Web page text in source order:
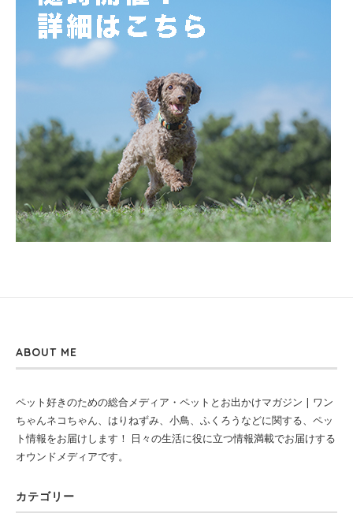
ABOUT ME
ペット好きのための総合メディア・ペットとお出かけマガジン | ワン
ちゃんネコちゃん、はりねずみ、小鳥、ふくろうなどに関する、ペッ
ト情報をお届けします！ 日々の生活に役に立つ情報満載でお届けする
オウンドメディアです。
カテゴリー